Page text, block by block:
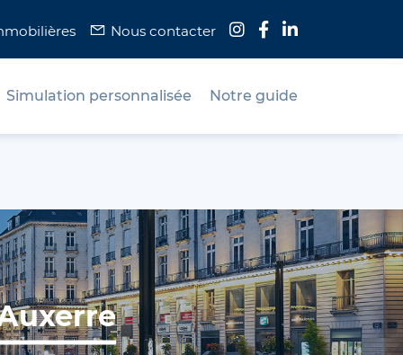
Nous contacter
Simulation personnalisée Notre guide